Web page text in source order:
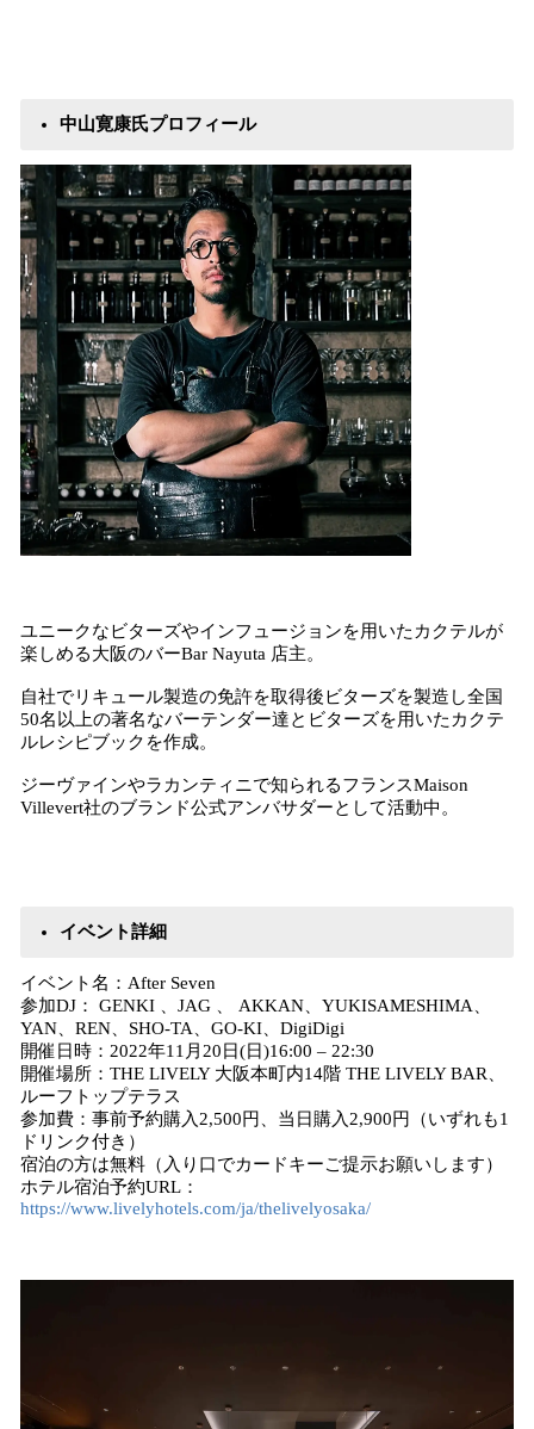
中山寛康氏プロフィール
​ユニークなビターズやインフュージョンを用いたカクテルが
楽しめる大阪のバーBar Nayuta 店主。
自社でリキュール製造の免許を取得後ビターズを製造し全国
50名以上の著名なバーテンダー達とビターズを用いたカクテ
ルレシピブックを作成。
ジーヴァインやラカンティニで知られるフランスMaison
Villevert社のブランド公式アンバサダーとして活動中。
イベント詳細
イベント名：After Seven
参加DJ： GENKI 、JAG 、 AKKAN、YUKISAMESHIMA、
YAN、REN、SHO-TA、GO-KI、DigiDigi
開催日時：2022年11月20日(日)16:00 – 22:30
開催場所：THE LIVELY 大阪本町内14階 THE LIVELY BAR、
ルーフトップテラス
参加費：事前予約購入2,500円、当日購入2,900円（いずれも1
ドリンク付き）
宿泊の方は無料（入り口でカードキーご提示お願いします）
ホテル宿泊予約URL：
https://www.livelyhotels.com/ja/thelivelyosaka/